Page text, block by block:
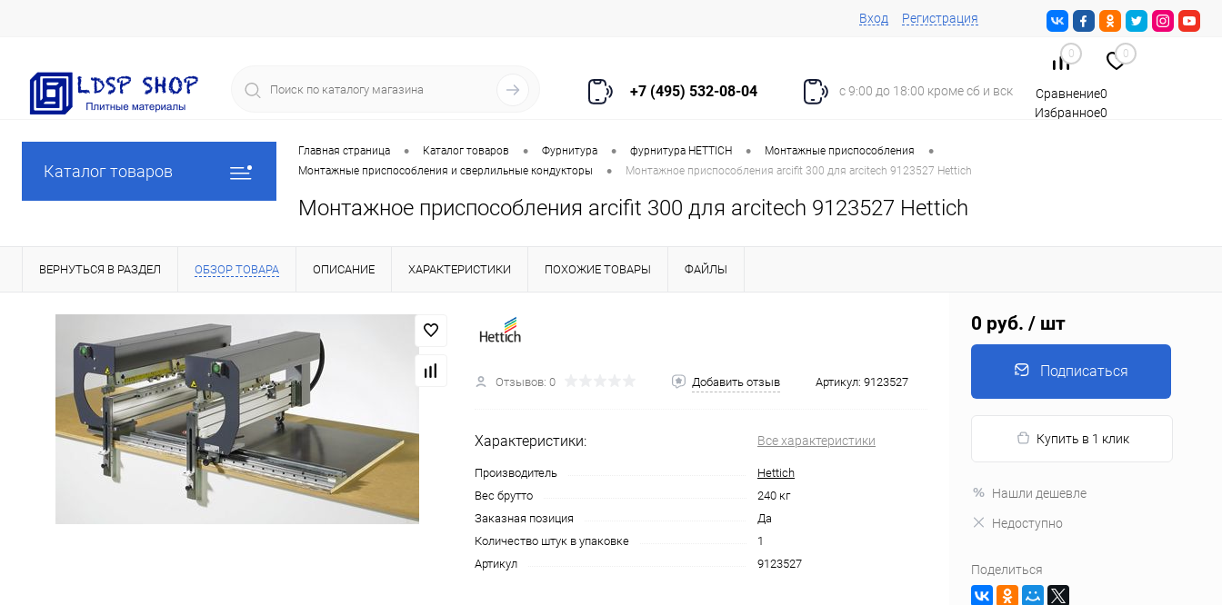
Вход Регистрация
+7 (495) 532-08-04 с 9:00 до 18:00 кроме сб и вск
0 0
Сравнение0
Избранное0
Каталог товаров
Главная страница • Каталог товаров • Фурнитура • фурнитура HETTICH • Монтажные приспособления •
Монтажные приспособления и сверлильные кондукторы • Монтажное приспособления arcifit 300 для arcitech 9123527 Hettich
Монтажное приспособления arcifit 300 для arcitech 9123527 Hettich
ВЕРНУТЬСЯ В РАЗДЕЛ ОБЗОР ТОВАРА ОПИСАНИЕ ХАРАКТЕРИСТИКИ ПОХОЖИЕ ТОВАРЫ ФАЙЛЫ
Отзывов: 0 Добавить отзыв Артикул: 9123527
Характеристики: Все характеристики
Производитель
Hettich
Вес брутто
240 кг
Заказная позиция
Да
Количество штук в упаковке
1
Артикул
9123527
0 руб. / шт
Подписаться
Купить в 1 клик
Нашли дешевле
Недоступно
Поделиться